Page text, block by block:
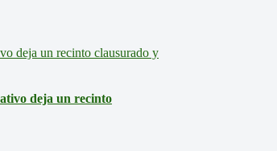
deja un recinto